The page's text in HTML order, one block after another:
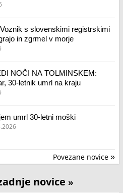
s slovenskimi registrskimi
in zgrmel v morje
NOČI NA TOLMINSKEM:
30-letnik umrl na kraju
umrl 30-letni moški
Povezane novice »
novice »